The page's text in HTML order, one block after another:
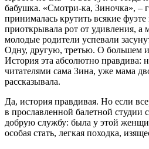
бабушка. «Смотри-ка, Зиночка», –
принималась крутить всякие
приоткрывала рот от удивления, а
молодые родители успевали
Одну, другую, третью. О большем
История эта абсолютно правдива:
читателями сама Зина, уже мама
рассказывала.
Да, история правдивая. Но если
в прославленной балетной
добрую службу: была у этой
особая стать, легкая походка,